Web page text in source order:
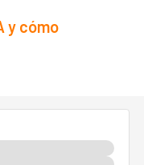
y cómo